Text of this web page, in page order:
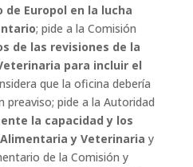
Europol en la lucha
; pide a la Comisión
de las revisiones de la
para incluir el
que la oficina debería
preaviso; pide a la Autoridad
la capacidad y los
y Veterinaria y
de la Comisión y